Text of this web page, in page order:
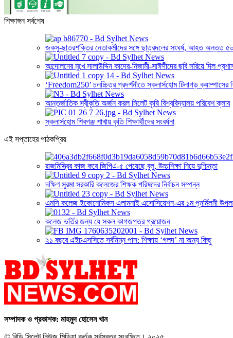
শিক্ষাঙ্গন সর্বশেষ
জকসু-ছাত্রশক্তির নেতাকর্মীদের সঙ্গে ছাত্রদলের সংঘর্ষ, আহত অন্তত ৫০
আন্দোলনের মুখে সালাউদ্দিন কাদের-নিজামী-সাঈদীদের ছবি সরিয়ে দিল
‘Freedom250’ চলচ্চিত্র প্রদর্শনীতে স্কলার্সহোম টিলাগড় ক্যাম্পাসের
আন্তর্জাতিক স্বীকৃতি অর্জন করল সিলেট কৃষি বিশ্ববিদ্যালয় পরিবেশ ক্লাব
স্কলার্সহোম শিবগঞ্জ শাখায় কৃতি শিক্ষার্থীদের সংবর্ধনা
এই সপ্তাহের পাঠকপ্রিয়
রাজমিস্ত্রির কাজ করে জিপিএ-৫ পেয়েছে বুলু, উচ্চশিক্ষা নিয়ে দুশ্চিন্তা
দক্ষিণ সুরমা সরকারি কলেজের শিক্ষক পরিষদের নির্বাচন সম্পন্ন
এমসি কলেজ ইকোনোমিকস এলামনাই এসোসিয়েশন-এর ১ম পূনর্মিলনী
কলেজ ভর্তির জন্য যে সকল কাগজপত্র প্রয়োজন
২১ বছরে এইচএসসিতে সর্বনিম্ন পাস: শিক্ষায় ‘গলদ’ না অন্য কিছু
সম্পাদক ও প্রকাশক: মাহমুদ হোসেন খান